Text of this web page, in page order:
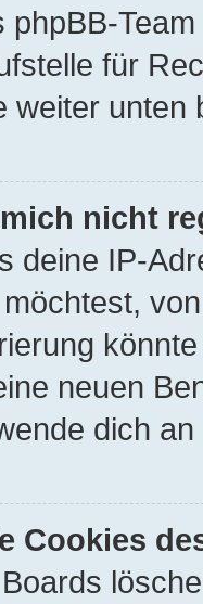
phpBB-
für
weiter unten
nicht
deine IP-
neuen
dich
Cookies